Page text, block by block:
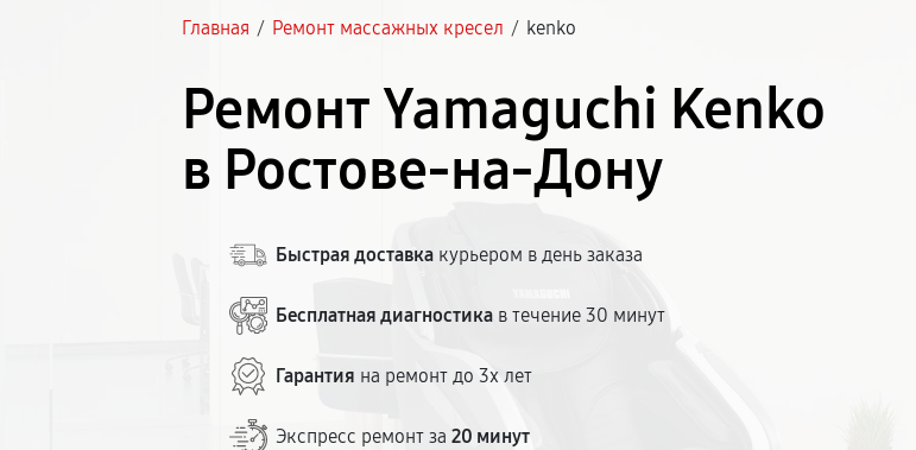
Главная / Ремонт массажных кресел / kenko
Ремонт Yamaguchi Kenko
в Ростове-на-Дону
Быстрая доставка курьером в день заказа
Бесплатная диагностика в течение 30 минут
Гарантия на ремонт до 3х лет
Экспресс ремонт за20 минут